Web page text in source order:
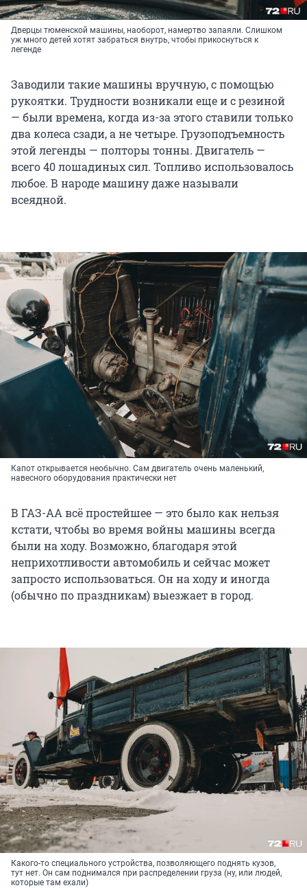
Дверцы тюменской машины, наоборот, намертво запаяли. Слишком
уж много детей хотят забраться внутрь, чтобы прикоснуться к
легенде
Заводили такие машины вручную, с помощью
рукоятки. Трудности возникали еще и с резиной
— были времена, когда из-за этого ставили только
два колеса сзади, а не четыре. Грузоподъемность
этой легенды — полторы тонны. Двигатель —
всего 40 лошадиных сил. Топливо использовалось
любое. В народе машину даже называли
всеядной.
Капот открывается необычно. Сам двигатель очень маленький,
навесного оборудования практически нет
В ГАЗ-АА всё простейшее — это было как нельзя
кстати, чтобы во время войны машины всегда
были на ходу. Возможно, благодаря этой
неприхотливости автомобиль и сейчас может
запросто использоваться. Он на ходу и иногда
(обычно по праздникам) выезжает в город.
Какого-то специального устройства, позволяющего поднять кузов,
тут нет. Он сам поднимался при распределении груза (ну, или людей,
которые там ехали)